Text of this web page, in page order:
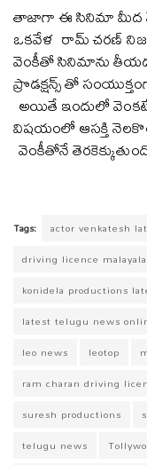
తాజాగా ఈ సినిమా మీద
ఒకవేళ రామ్ చరణ్
వెంకీతో సినిమాను
ప్రొడక్షన్స్ తో
అయితే ఇందులో
విషయంలో ఆసక్తి
వెంకీతోనే
Tags:
actor venkatesh
driving licence
konidela productions
latest telugu news
leo news
leotop
ram charan driving
suresh productions
telugu news